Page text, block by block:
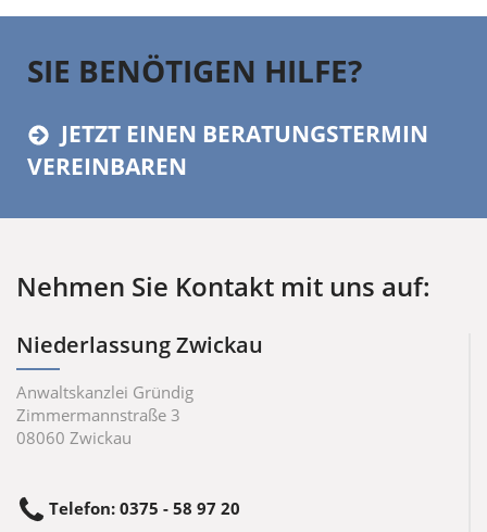
SIE BENÖTIGEN HILFE?
JETZT EINEN BERATUNGSTERMIN
VEREINBAREN
Nehmen Sie Kontakt mit uns auf:
Niederlassung Zwickau
Anwaltskanzlei Gründig
Zimmermannstraße 3
08060 Zwickau
Telefon: 0375 - 58 97 20